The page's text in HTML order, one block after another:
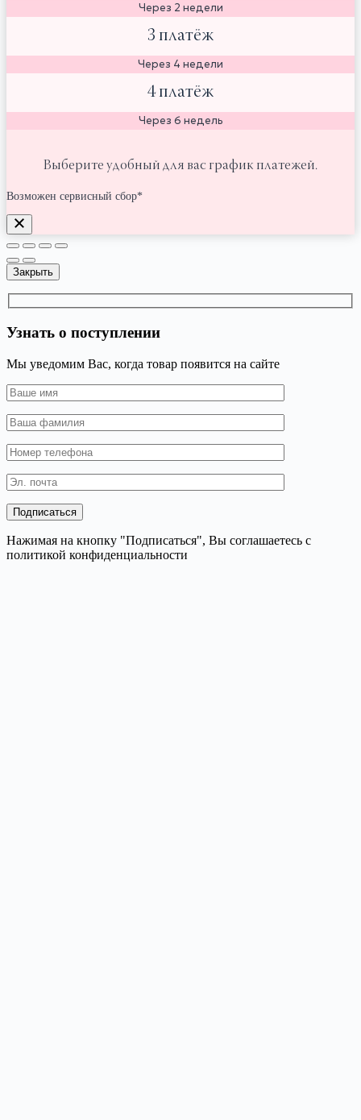
Через 2 недели
3 платёж
Через 4 недели
4 платёж
Через 6 недель
Выберите удобный для вас график платежей.
Возможен сервисный сбор*
Закрыть
Узнать о поступлении
Мы уведомим Вас, когда товар появится на сайте
Нажимая на кнопку "Подписаться", Вы соглашаетесь с
политикой конфиденциальности